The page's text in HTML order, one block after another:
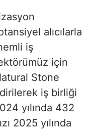
alıcılarla
iş
için
Stone
iş birliği
yılında 432
2025 yılında